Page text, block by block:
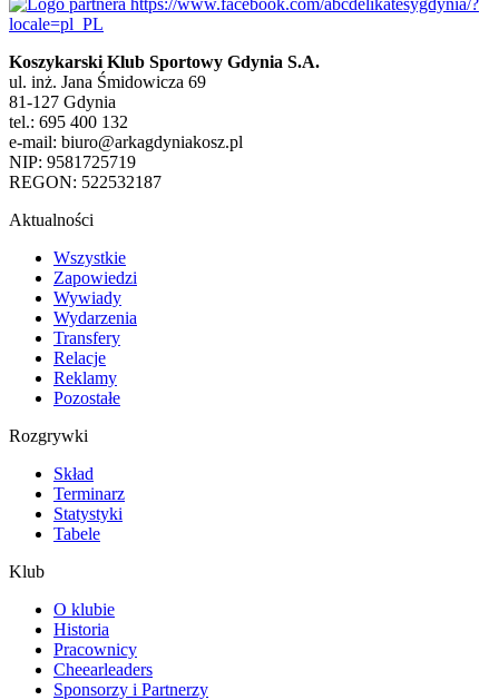
Koszykarski Klub Sportowy Gdynia S.A.
ul. inż. Jana Śmidowicza 69
81-127 Gdynia
tel.: 695 400 132
e-mail: biuro@arkagdyniakosz.pl
NIP: 9581725719
REGON: 522532187
Aktualności
Wszystkie
Zapowiedzi
Wywiady
Wydarzenia
Transfery
Relacje
Reklamy
Pozostałe
Rozgrywki
Skład
Terminarz
Statystyki
Tabele
Klub
O klubie
Historia
Pracownicy
Cheearleaders
Sponsorzy i Partnerzy